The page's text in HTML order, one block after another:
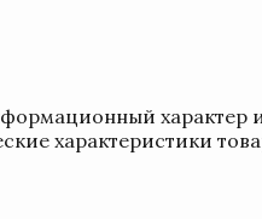
характеристики